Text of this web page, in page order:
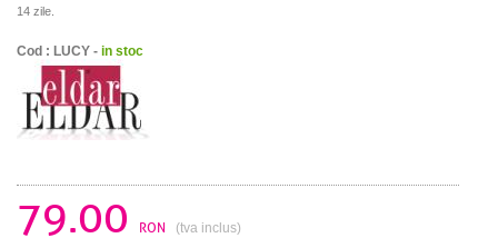
14 zile.
Cod : LUCY - in stoc
79.00 RON (tva inclus)